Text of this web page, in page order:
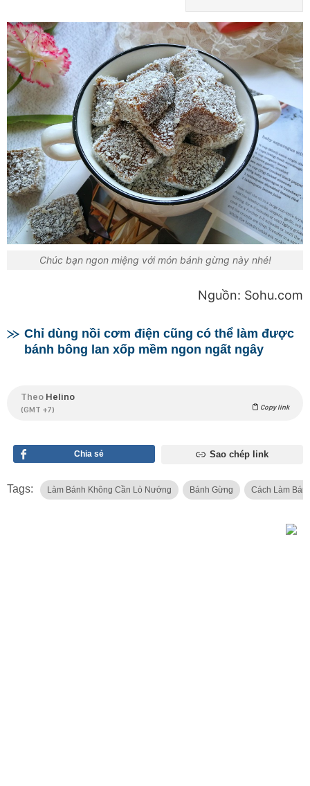
Chúc bạn ngon miệng với món bánh gừng này nhé!
Nguồn: Sohu.com
Chỉ dùng nồi cơm điện cũng có thể làm được
bánh bông lan xốp mềm ngon ngất ngây
Theo Helino
(GMT +7) Copy link
Chia sẻ Sao chép link
Tags: Làm Bánh Không Cần Lò Nướng Bánh Gừng Cách Làm